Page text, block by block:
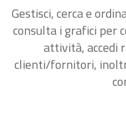
Gestisci, cerca e
consulta i grafici per
attività, accedi
clienti/fornitori,